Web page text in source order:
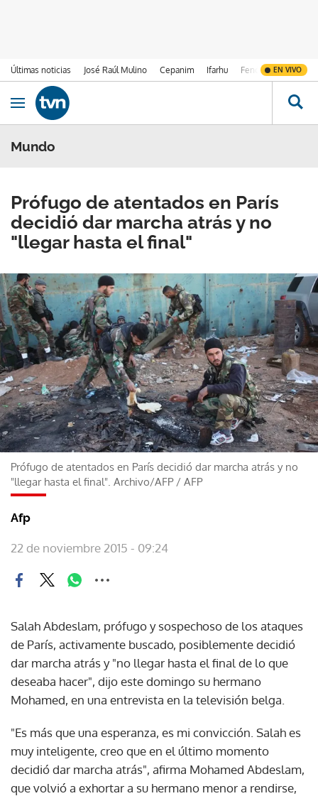
Últimas noticias José Raúl Mulino Cepanim Ifarhu Fenómeno de El
EN VIVO
Ir al contenido
Obrir navegació
Mundo
Prófugo de atentados en París
decidió dar marcha atrás y no
"llegar hasta el final"
Prófugo de atentados en París decidió dar marcha atrás y no
"llegar hasta el final". Archivo/AFP/ AFP
Afp
22 de noviembre 2015 - 09:24
Salah Abdeslam, prófugo y sospechoso de los ataques
de París, activamente buscado, posiblemente decidió
dar marcha atrás y "no llegar hasta el final de lo que
deseaba hacer", dijo este domingo su hermano
Mohamed, en una entrevista en la televisión belga.
"Es más que una esperanza, es mi convicción. Salah es
muy inteligente, creo que en el último momento
decidió dar marcha atrás", afirma Mohamed Abdeslam,
que volvió a exhortar a su hermano menor a rendirse,